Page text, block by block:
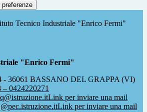
Tecnico Industriale "Enrico Fermi"
"Enrico Fermi"
- 36061 BASSANO DEL GRAPPA (VI)
– 0424220271
Link per inviare una mail
Link per inviare una mail